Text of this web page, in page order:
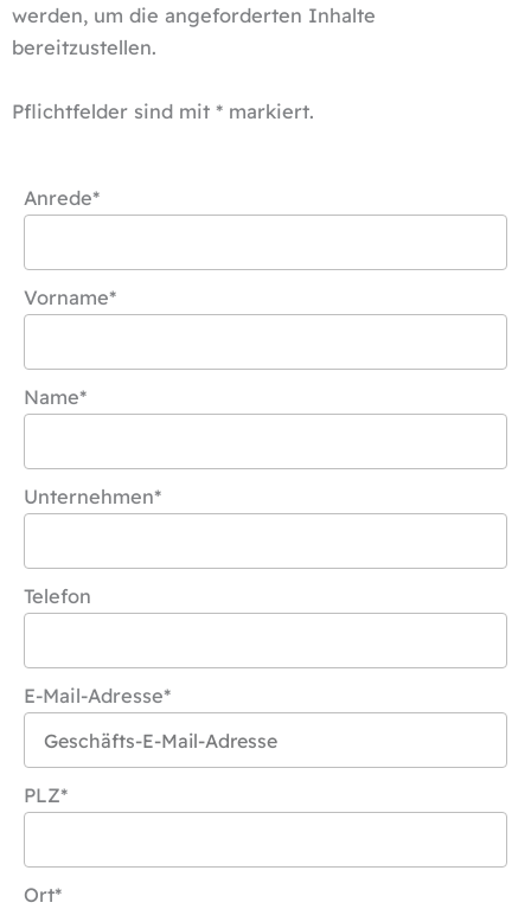
werden, um die angeforderten Inhalte
bereitzustellen.
Pflichtfelder sind mit * markiert.
Anrede*
Vorname*
Name*
Unternehmen*
Telefon
E-Mail-Adresse*
PLZ*
Ort*